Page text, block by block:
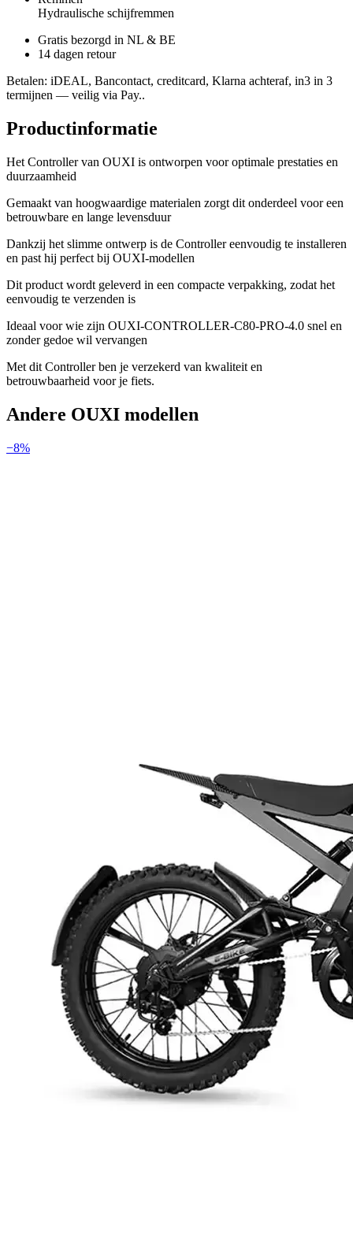
Hydraulische schijfremmen
Gratis bezorgd in NL & BE
14 dagen retour
Betalen: iDEAL, Bancontact, creditcard, Klarna achteraf, in3 in 3
termijnen — veilig via Pay..
Productinformatie
Het Controller van OUXI is ontworpen voor optimale prestaties en
duurzaamheid
Gemaakt van hoogwaardige materialen zorgt dit onderdeel voor een
betrouwbare en lange levensduur
Dankzij het slimme ontwerp is de Controller eenvoudig te installeren
en past hij perfect bij OUXI-modellen
Dit product wordt geleverd in een compacte verpakking, zodat het
eenvoudig te verzenden is
Ideaal voor wie zijn OUXI-CONTROLLER-C80-PRO-4.0 snel en
zonder gedoe wil vervangen
Met dit Controller ben je verzekerd van kwaliteit en
betrouwbaarheid voor je fiets.
Andere OUXI modellen
−8%